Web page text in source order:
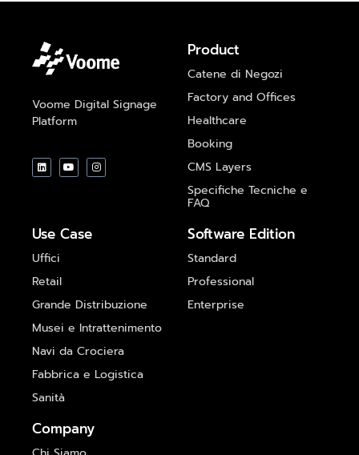
Voome Digital Signage
Platform
Product
Catene di Negozi
Factory and Offices
Healthcare
Booking
CMS Layers
Specifiche Tecniche e
FAQ
Use Case
Uffici
Retail
Grande Distribuzione
Musei e Intrattenimento
Navi da Crociera
Fabbrica e Logistica
Sanità
Software Edition
Standard
Professional
Enterprise
Company